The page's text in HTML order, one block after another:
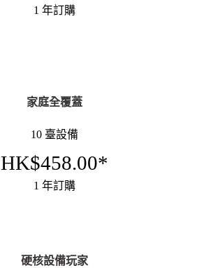
1 年訂購
家庭全覆蓋
10 臺設備
HK$458.00*
1 年訂購
硬核設備玩家